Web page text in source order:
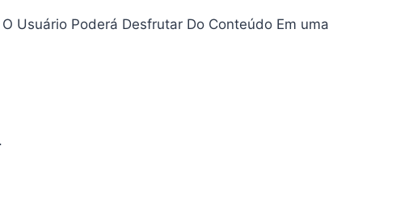
Usuário Poderá Desfrutar Do Conteúdo Em uma